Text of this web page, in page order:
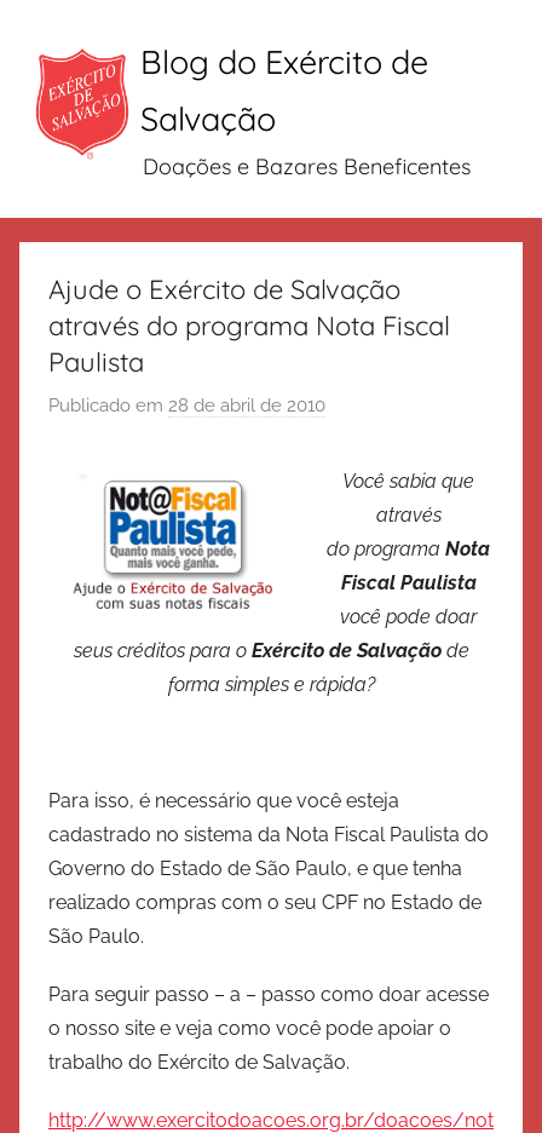
conteúdo
Blog do Exército de
Salvação
Doações e Bazares Beneficentes
Ajude o Exército de Salvação
através do programa Nota Fiscal
Paulista
Publicado em 28 de abril de 2010
é
t
S
a
l
v
ã
o
Você sabia que
através
do programa Nota
Fiscal Paulista
você pode doar
seus créditos para o Exército de Salvaçãode
forma simples e rápida?
Para isso, é necessário que você esteja
cadastrado no sistema da Nota Fiscal Paulista do
Governo do Estado de São Paulo, e que tenha
realizado compras com o seu CPF no Estado de
São Paulo.
Para seguir passo – a – passo como doar acesse
o nosso site e veja como você pode apoiar o
trabalho do Exército de Salvação.
http://www.exercitodoacoes.org.br/doacoes/not